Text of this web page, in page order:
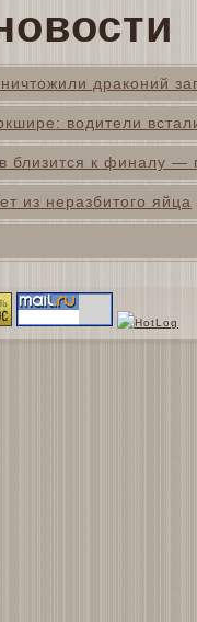
драконий
водители
близится к финалу —
из неразбитого яйца